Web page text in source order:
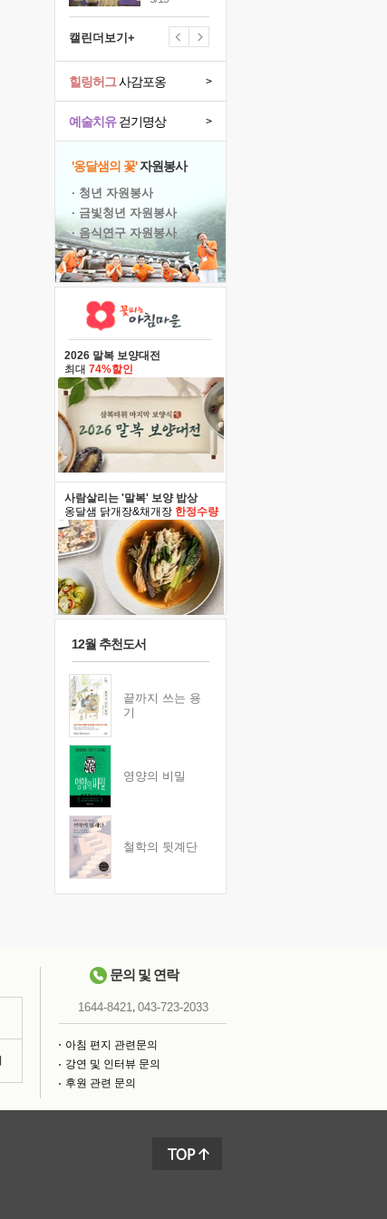
캘린더보기+
예술치유걷기명상 >
힐링허그사감포옹 >
'옹달샘의 꽃'자원봉사
· 청년 자원봉사
· 금빛청년 자원봉사
· 음식연구 자원봉사
2026 말복 보양대전
최대 74%할인
사람살리는 '말복' 보양 밥상
옹달샘 닭개장&채개장 한정수량
12월 추천도서
끝까지 쓰는 용
기
영양의 비밀
철학의 뒷계단
문의 및 연락
1644-8421, 043-723-2033
아침 편지 관련문의
강연 및 인터뷰 문의
후원 관련 문의